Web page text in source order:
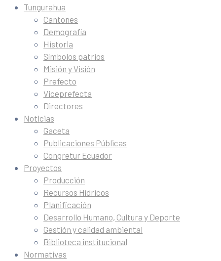
Tungurahua
Cantones
Demografía
Historia
Símbolos patrios
Misión y Visión
Prefecto
Viceprefecta
Directores
Noticias
Gaceta
Publicaciones Públicas
Congretur Ecuador
Proyectos
Producción
Recursos Hídricos
Planificación
Desarrollo Humano, Cultura y Deporte
Gestión y calidad ambiental
Biblioteca institucional
Normativas